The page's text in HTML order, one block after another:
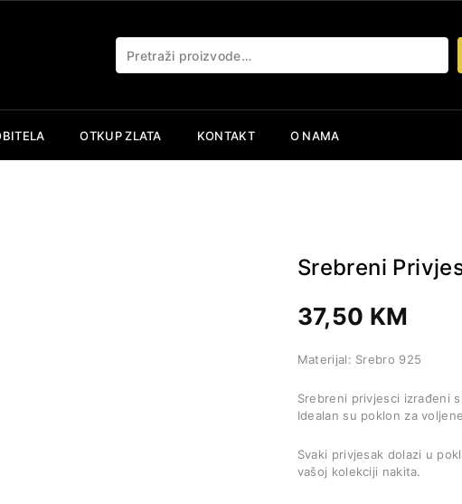
OTKUP ZLATA KONTAKT O NAMA
Srebreni
37,50 KM
Materijal: Srebro 925
Srebreni privjesci izrađeni
Idealan su poklon za
Svaki privjesak dolazi u
vašoj kolekciji nakita.